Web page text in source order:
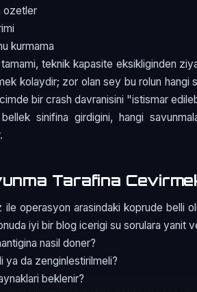
ozetler
kurmama
teknik kapasite eksikliginden
kolaydir; zor olan sey bu rolun hangi
bir crash davranisini "istismar
sinifina girdigini, hangi
Tarafina
operasyon arasindaki koprude belli
iyi bir blog icerigi su sorulara yanit
nasil doner?
ya da zenginlestirilmeli?
beklenir?